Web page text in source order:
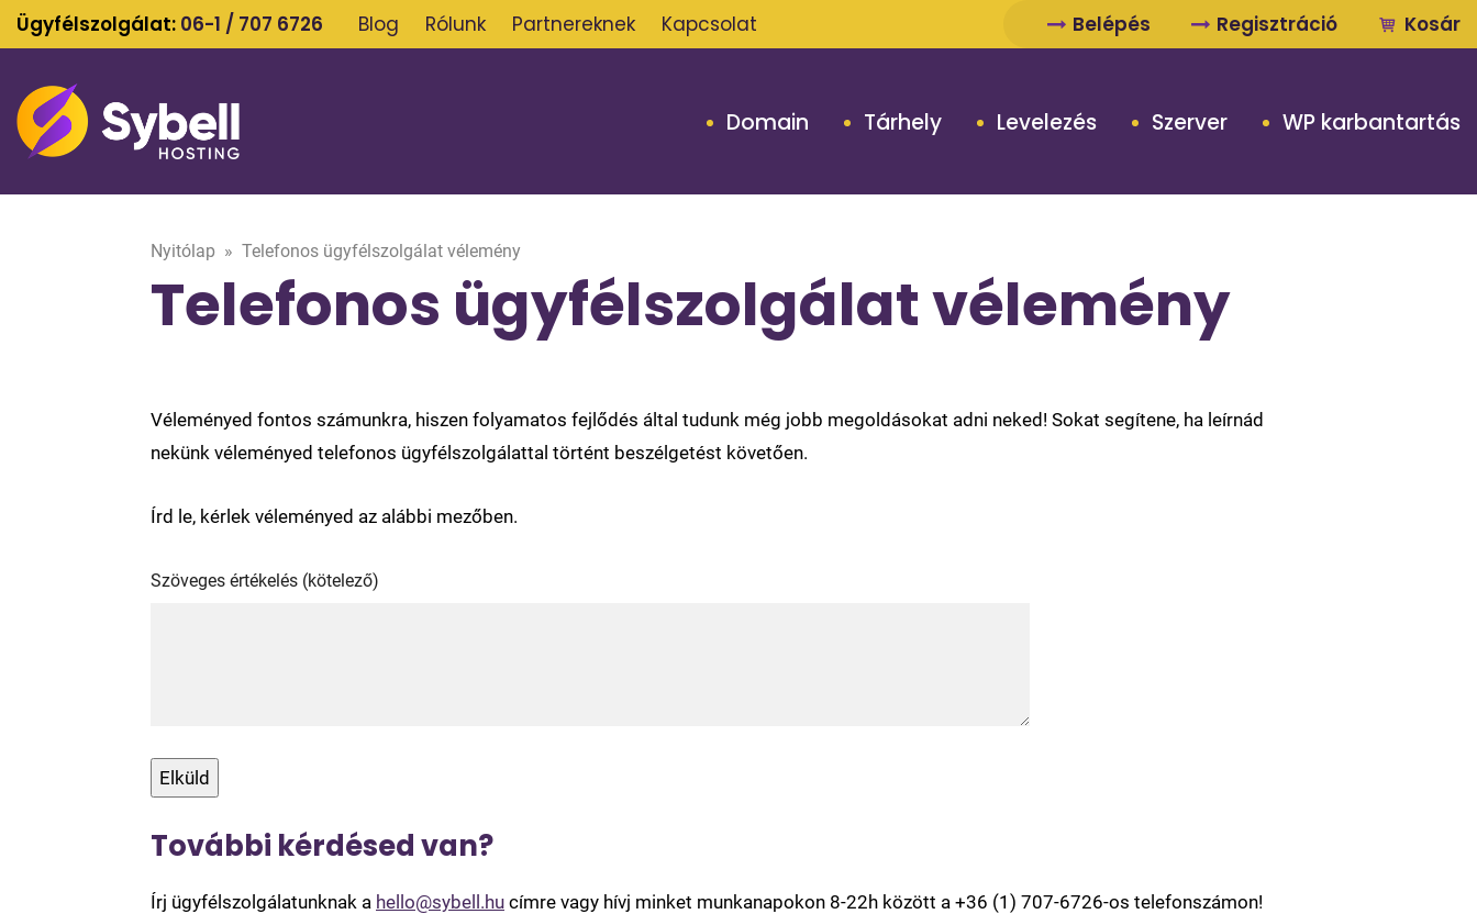
Ügyfélszolgálat: 06-1 / 707 6726 Blog Rólunk Partnereknek Kapcsolat Belépés Regisztráció Kosár
Domain Tárhely Levelezés Szerver WP karbantartás
Nyitólap » Telefonos ügyfélszolgálat vélemény
Telefonos ügyfélszolgálat vélemény
Véleményed fontos számunkra, hiszen folyamatos fejlődés által tudunk még jobb megoldásokat adni neked! Sokat segítene, ha leírnád
nekünk véleményed telefonos ügyfélszolgálattal történt beszélgetést követően.
Írd le, kérlek véleményed az alábbi mezőben.
Szöveges értékelés
További kérdésed van?
Írj ügyfélszolgálatunknak a hello@sybell.hu címre vagy hívj minket munkanapokon 8-22h között a +36 (1) 707-6726-os telefonszámon!